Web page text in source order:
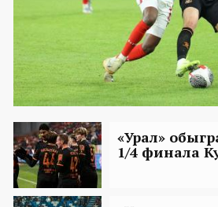
«Урал»
1/4 финала